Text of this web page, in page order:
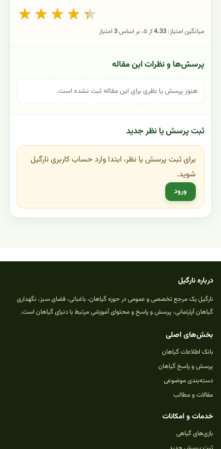
★ ★ ★ ★ ★
میانگین امتیاز: 4.33از ۵، بر اساس 3امتیاز
پرسش‌ها و نظرات این مقاله
هنوز پرسش یا نظری برای این مقاله ثبت نشده است.
ثبت پرسش یا نظر جدید
برای ثبت پرسش یا نظر، ابتدا وارد حساب کاربری نارگیل
شوید.
ورود
درباره نارگیل
نارگیل یک مرجع تخصصی و عمومی در حوزه گیاهان، باغبانی، فضای سبز، نگهداری
گیاهان آپارتمانی، پرسش و پاسخ و محتوای آموزشی مرتبط با دنیای گیاهان است.
بخش‌های اصلی
بانک اطلاعات گیاهان
پرسش و پاسخ گیاهان
دسته‌بندی موضوعی
مقالات و مطالب
خدمات و امکانات
بازی‌های گیاهی